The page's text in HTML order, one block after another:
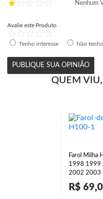
Nenhum
Avalie este Produto
Tenho interesse Não
PUBLIQUE SUA OPINIÃO
QUEM
Farol Milha
1998 1999
2002 2003
R$